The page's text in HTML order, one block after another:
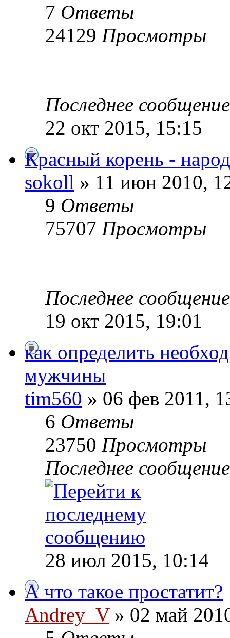
7 Ответы
24129 Просмотры
Последнее
22 окт 2015, 15:15
Красный корень -
sokoll » 11 июн 2010,
9 Ответы
75707 Просмотры
Последнее
19 окт 2015, 19:01
как определить
мужчины
tim560 » 06 фев 2011,
6 Ответы
23750 Просмотры
Последнее
28 июл 2015, 10:14
А что такое простатит?
Andrey_V» 02 май